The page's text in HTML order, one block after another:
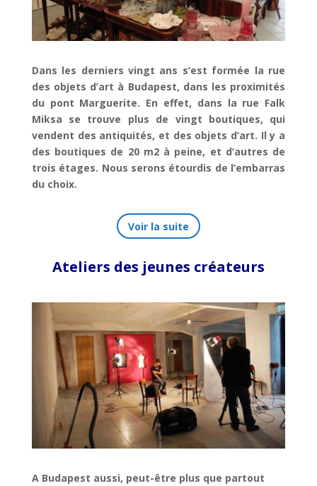
Dans les derniers vingt ans s’est formée la rue
des objets d’art à Budapest, dans les proximités
du pont Marguerite. En effet, dans la rue Falk
Miksa se trouve plus de vingt boutiques, qui
vendent des antiquités, et des objets d’art. Il y a
des boutiques de 20 m2 à peine, et d’autres de
trois étages. Nous serons étourdis de l’embarras
du choix.
Voir la suite
Ateliers des jeunes créateurs
A Budapest aussi, peut-être plus que partout